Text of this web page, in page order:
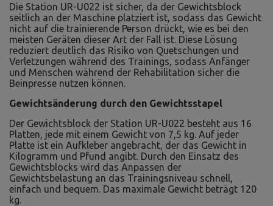
Die Station UR-U022 ist sicher, da der Gewichtsblock
seitlich an der Maschine platziert ist, sodass das Gewicht
nicht auf die trainierende Person drückt, wie es bei den
meisten Geräten dieser Art der Fall ist. Diese Lösung
reduziert deutlich das Risiko von Quetschungen und
Verletzungen während des Trainings, sodass Anfänger
und Menschen während der Rehabilitation sicher die
Beinpresse nutzen können.
Gewichtsänderung durch den Gewichtsstapel
Der Gewichtsblock der Station UR-U022 besteht aus 16
Platten, jede mit einem Gewicht von 7,5 kg. Auf jeder
Platte ist ein Aufkleber angebracht, der das Gewicht in
Kilogramm und Pfund angibt. Durch den Einsatz des
Gewichtsblocks wird das Anpassen der
Gewichtsbelastung an das Trainingsniveau schnell,
einfach und bequem. Das maximale Gewicht beträgt 120
kg.